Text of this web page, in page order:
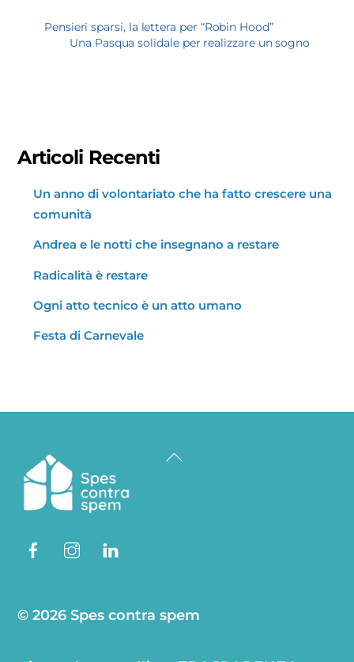
Pensieri sparsi, la lettera per “Robin Hood”
Una Pasqua solidale per realizzare un sogno
Articoli Recenti
Un anno di volontariato che ha fatto crescere una
comunità
Andrea e le notti che insegnano a restare
Radicalità è restare
Ogni atto tecnico è un atto umano
Festa di Carnevale
Back
FacebookInstagram
© 2026 Spes contra spem